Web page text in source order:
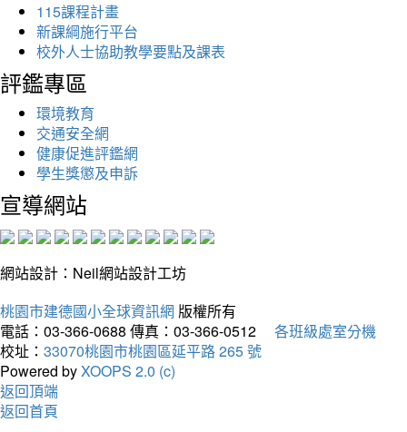
115課程計畫
新課綱施行平台
校外人士協助教學要點及課表
評鑑專區
環境教育
交通安全網
健康促進評鑑網
學生獎懲及申訴
宣導網站
網站設計：Neil網站設計工坊
桃園市建德國小全球資訊網 版權所有
電話：03-366-0688 傳真：03-366-0512
各班級處室分機
校址： 33070桃園市桃園區延平路 265 號
Powered byXOOPS 2.0 (c)
返回頂端
返回首頁